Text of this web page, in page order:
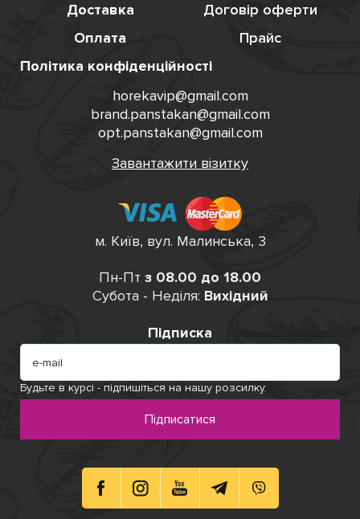
110 мл;
180 мл;
Асортимент ПанСтакан
В нашому інтернет магазині ви можете придбати різні
паперові стакани на різний смак. Ми пропонуємо
стакани різних розмірів для любих видів напоїв. В
Двошарові паперові стакани.
Кольорові стакани.
Пластикові стакани.
До кожного замовлення паперових стаканів ми
замовленні на певну сумму товарів, ви маєте
можливість отримати оптові ціни від нас. Нагадуємо,
що наш асортимент завжди поповнюється новими
Пн-Пт з 08.00 до 18.00
Субота - Неділя: Вихідний
Підписка
Будьте в курсі - підпишіться на нашу розсилку.
Підписатися
Доставка
Договір оферти
Оплата
Прайс
Політика конфіденційності
horekavip@gmail.com
brand.panstakan@gmail.com
opt.panstakan@gmail.com
Завантажити візитку
м. Київ, вул. Малинська, 3